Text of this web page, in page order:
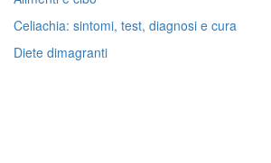
Celiachia: sintomi, test, diagnosi e cura
Diete dimagranti